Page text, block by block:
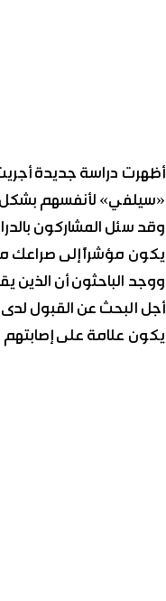
أظهرت دراسة جديدة
«سيلفي» لأنفسهم بشكل
وقد سئل المشاركون
يكون مؤشراً إلى صراعك
ووجد الباحثون أن الذين
أجل البحث عن القبول لدى
يكون علامة على